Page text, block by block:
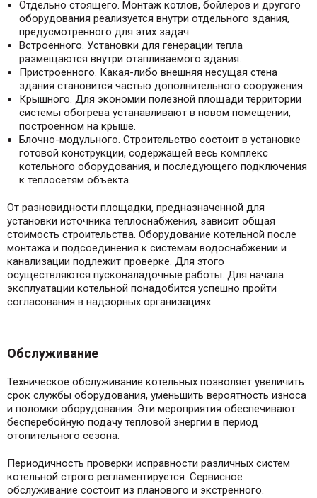
Отдельно стоящего. Монтаж котлов, бойлеров и другого
оборудования реализуется внутри отдельного здания,
предусмотренного для этих задач.
Встроенного. Установки для генерации тепла
размещаются внутри отапливаемого здания.
Пристроенного. Какая-либо внешняя несущая стена
здания становится частью дополнительного сооружения.
Крышного. Для экономии полезной площади территории
системы обогрева устанавливают в новом помещении,
построенном на крыше.
Блочно-модульного. Строительство состоит в установке
готовой конструкции, содержащей весь комплекс
котельного оборудования, и последующего подключения
к теплосетям объекта.
От разновидности площадки, предназначенной для
установки источника теплоснабжения, зависит общая
стоимость строительства. Оборудование котельной после
монтажа и подсоединения к системам водоснабжении и
канализации подлежит проверке. Для этого
осуществляются пусконаладочные работы. Для начала
эксплуатации котельной понадобится успешно пройти
согласования в надзорных организациях.
Обслуживание
Техническое обслуживание котельных позволяет увеличить
срок службы оборудования, уменьшить вероятность износа
и поломки оборудования. Эти мероприятия обеспечивают
бесперебойную подачу тепловой энергии в период
отопительного сезона.
Периодичность проверки исправности различных систем
котельной строго регламентируется. Сервисное
обслуживание состоит из планового и экстренного.